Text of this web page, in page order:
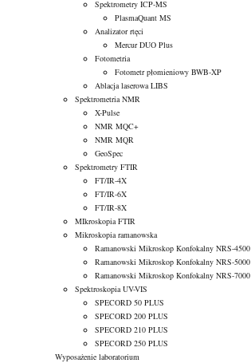
Spektrometry ICP-MS
PlasmaQuant MS
Analizator rtęci
Mercur DUO Plus
Fotometria
Fotometr płomieniowy BWB-XP
Ablacja laserowa LIBS
Spektrometria NMR
X-Pulse
NMR MQC+
NMR MQR
GeoSpec
Spektrometry FTIR
FT/IR-4X
FT/IR-6X
FT/IR-8X
MIkroskopia FTIR
Mikroskopia ramanowska
Ramanowski Mikroskop Konfokalny NRS-4500
Ramanowski Mikroskop Konfokalny NRS-5000
Ramanowski Mikroskop Konfokalny NRS-7000
Spektroskopia UV-VIS
SPECORD 50 PLUS
SPECORD 200 PLUS
SPECORD 210 PLUS
SPECORD 250 PLUS
Wyposażenie laboratorium